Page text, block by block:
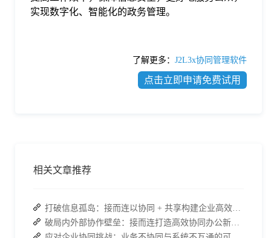
实现数字化、智能化的政务管理。
了解更多： J2L3x协同管理软件
点击立即申请免费试用
相关文章推荐